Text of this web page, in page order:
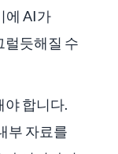
에 AI가
럴듯해질 수
야 합니다.
부 자료를